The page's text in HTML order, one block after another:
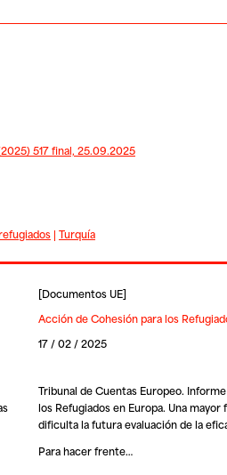
517 final, 25.09.2025
| Turquía
[Documentos UE]
Acción de Cohesión para los
17 / 02 / 2025
Tribunal de Cuentas Europeo.
los Refugiados en Europa. Una
dificulta la futura evaluación de la
Para hacer frente…